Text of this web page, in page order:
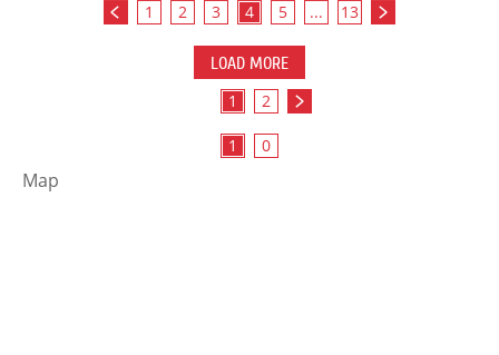
1 2 3 4 5 ... 13
LOAD MORE
1 2
1 0
Map